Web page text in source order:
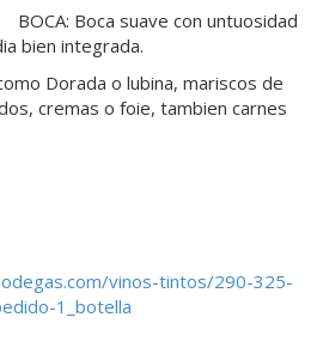
BOCA: Boca suave con untuosidad
bien integrada.
Dorada o lubina, mariscos de
cremas o foie, tambien carnes
vinos-tintos/290-325-
1_botella